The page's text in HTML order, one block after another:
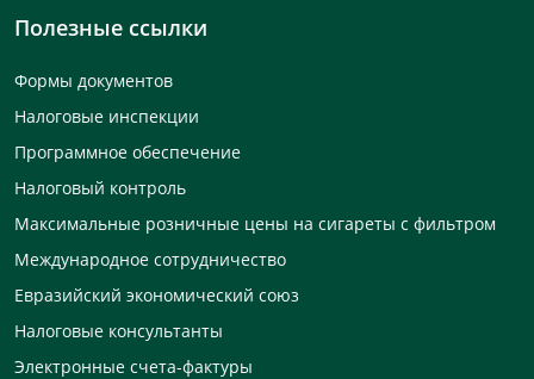
Полезные ссылки
Формы документов
Налоговые инспекции
Программное обеспечение
Налоговый контроль
Максимальные розничные цены на сигареты с фильтром
Международное сотрудничество
Евразийский экономический союз
Налоговые консультанты
Электронные счета-фактуры